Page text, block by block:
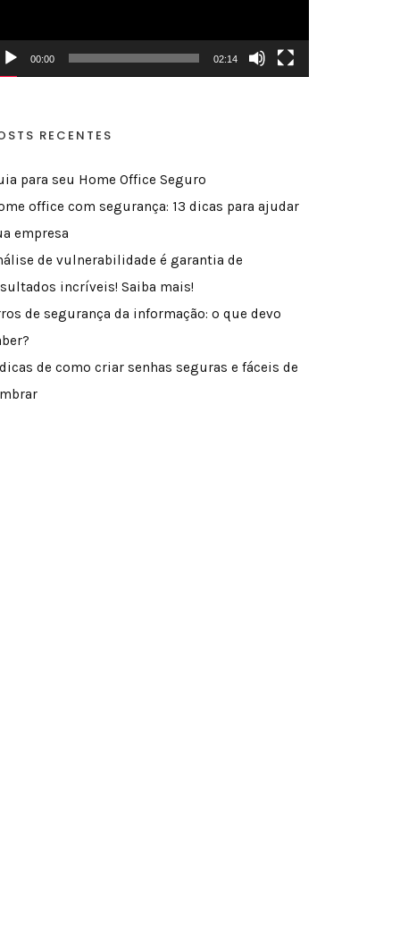
00:00 02:14
RECENTES
para seu Home Office Seguro
office com segurança: 13 dicas para ajudar
empresa
de vulnerabilidade é garantia de
incríveis! Saiba mais!
de segurança da informação: o que devo
de como criar senhas seguras e fáceis de